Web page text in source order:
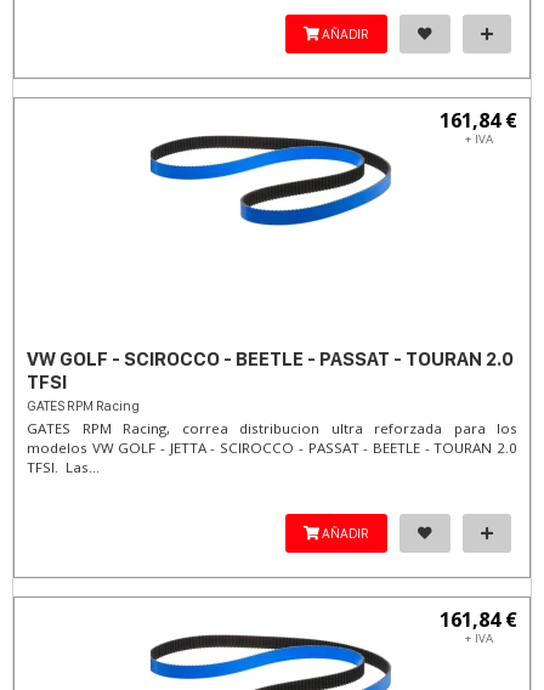
AÑADIR
161,84 €
+ IVA
VW GOLF - SCIROCCO - BEETLE - PASSAT - TOURAN 2.0
TFSI
GATES RPM Racing
GATES RPM Racing, correa distribucion ultra reforzada para los
modelos VW GOLF - JETTA - SCIROCCO - PASSAT - BEETLE - TOURAN 2.0
TFSI. Las...
AÑADIR
161,84 €
+ IVA